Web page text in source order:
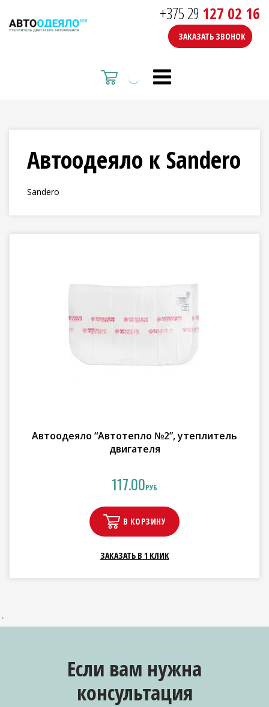
+375 29 127 02 16
ЗАКАЗАТЬ ЗВОНОК
Автоодеяло к Sandero
Sandero
Автоодеяло “Автотепло №2”, утеплитель
двигателя
117.00РУБ
В КОРЗИНУ
ЗАКАЗАТЬ В 1 КЛИК
`
Если вам нужна
консультация